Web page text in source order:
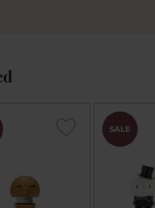
SALE